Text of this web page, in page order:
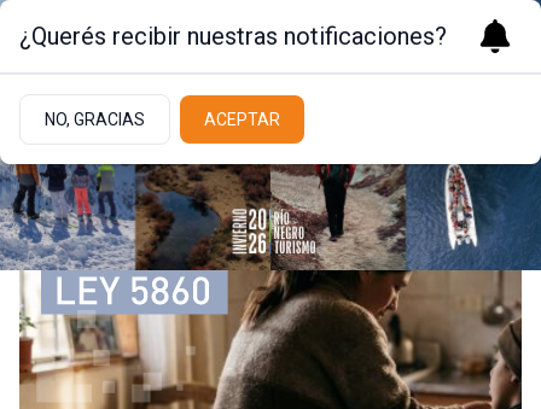
¿Querés recibir nuestras notificaciones?
NO, GRACIAS ACEPTAR